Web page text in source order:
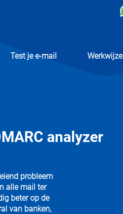
Test je e-mail Werkwijze
analyzer
probleem
alle mail ter
beter op de
van banken,